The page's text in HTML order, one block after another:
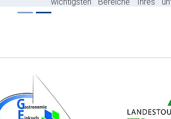
Risikos ab und sparen bares Geld.